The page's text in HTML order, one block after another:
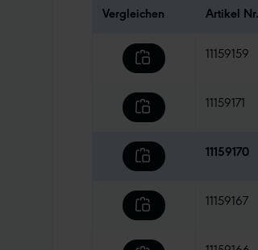
Vergleichen Artikel Nr.
11159159
11159171
11159170
11159167